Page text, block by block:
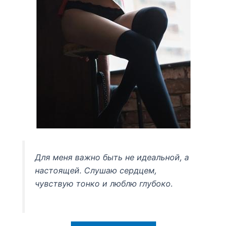
Для меня важно быть не идеальной, а
настоящей. Слушаю сердцем,
чувствую тонко и люблю глубоко.